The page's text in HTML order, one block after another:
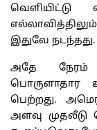
எல்லாவித்திலும்
இதுவே நடந்தது.
அதே நேரம்
பொருளாதார
பெற்றது.
அளவு முதலீடு